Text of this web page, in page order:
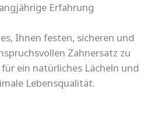
Erfahrung
Ihnen festen, sicheren und
Zahnersatz zu
ein natürliches Lächeln und
Lebensqualität.